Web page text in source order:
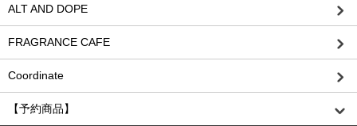
ALT AND DOPE
FRAGRANCE CAFE
Coordinate
【予約商品】